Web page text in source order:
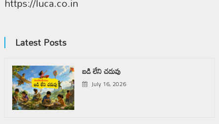
Latest Posts
బడి లేని చదువు
July 16, 2026